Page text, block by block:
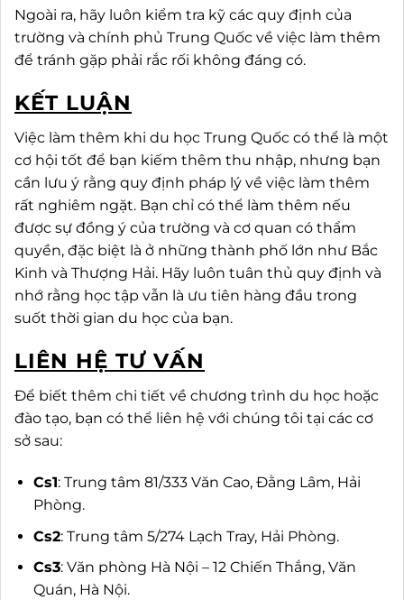
Ngoài ra, hãy luôn kiểm tra kỹ các quy định của
trường và chính phủ Trung Quốc về việc làm thêm
để tránh gặp phải rắc rối không đáng có.
KẾT LUẬN
Việc làm thêm khi du học Trung Quốc có thể là một
cơ hội tốt để bạn kiếm thêm thu nhập, nhưng bạn
cần lưu ý rằng quy định pháp lý về việc làm thêm
rất nghiêm ngặt. Bạn chỉ có thể làm thêm nếu
được sự đồng ý của trường và cơ quan có thẩm
quyền, đặc biệt là ở những thành phố lớn như Bắc
Kinh và Thượng Hải. Hãy luôn tuân thủ quy định và
nhớ rằng học tập vẫn là ưu tiên hàng đầu trong
suốt thời gian du học của bạn.
LIÊN HỆ TƯ VẤN
Để biết thêm chi tiết về chương trình du học hoặc
đào tạo, bạn có thể liên hệ với chúng tôi tại các cơ
sở sau:
Cs1: Trung tâm 81/333 Văn Cao, Đằng Lâm, Hải
Phòng.
Cs2: Trung tâm 5/274 Lạch Tray, Hải Phòng.
Cs3: Văn phòng Hà Nội – 12 Chiến Thắng, Văn
Quán, Hà Nội.